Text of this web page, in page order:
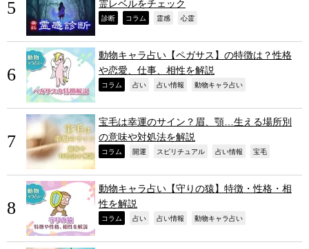
霊レベルをチェック
診断 コラム 霊感 心霊
動物キャラ占い【ペガサス】の特徴は？性格
や恋愛、仕事、相性を解説
コラム 占い 占い情報 動物キャラ占い
宝毛は幸運のサイン？眉、顎…生える場所別
の意味や対処法を解説
コラム 開運 スピリチュアル 占い情報 宝毛
動物キャラ占い【守りの猿】特徴・性格・相
性を解説
コラム 占い 占い情報 動物キャラ占い